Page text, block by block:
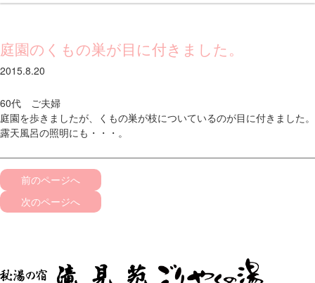
庭園のくもの巣が目に付きました。
2015.8.20
60代 ご夫婦
庭園を歩きましたが、くもの巣が枝についているのが目に付きました。
露天風呂の照明にも・・・。
前のページへ
次のページへ